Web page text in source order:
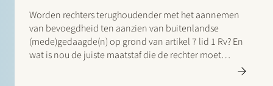
Worden rechters terughoudender met het aannemen
van bevoegdheid ten aanzien van buitenlandse
(mede)gedaagde(n) op grond van artikel 7 lid 1 Rv? En
wat is nou de juiste maatstaf die de rechter moet